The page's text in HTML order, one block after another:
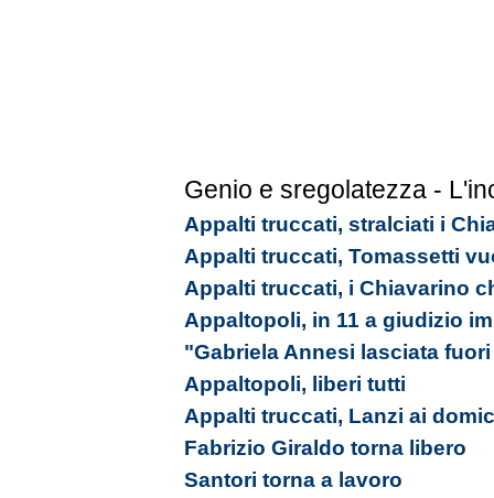
Genio e sregolatezza -
Appalti truccati, stralciati i
Appalti truccati, Tomassetti
Appalti truccati, i Chiavarino
Appaltopoli, in 11 a giudizio
"Gabriela Annesi lasciata
Appaltopoli, liberi tutti
Appalti truccati, Lanzi ai
Fabrizio Giraldo torna libero
Santori torna a lavoro